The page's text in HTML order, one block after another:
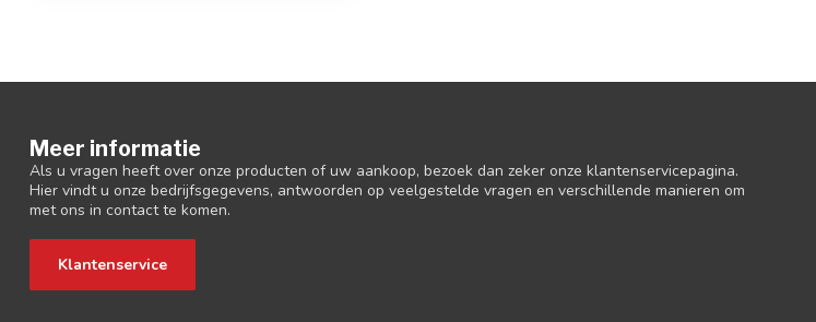
Meer informatie
Als u vragen heeft over onze producten of uw aankoop, bezoek dan zeker onze klantenservicepagina.
Hier vindt u onze bedrijfsgegevens, antwoorden op veelgestelde vragen en verschillende manieren om
met ons in contact te komen.
Klantenservice